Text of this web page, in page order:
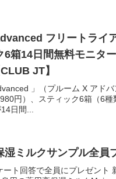
フリートライ
6箱14日間無料モニタ
JT】
」（プルーム X アド
円）、スティック6箱（6
日間...
ミルクサンプル全員
ト回答で全員にプレゼント